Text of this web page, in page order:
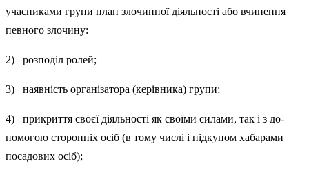
учасниками групи план злочинної діяльності або вчинен­ня
певного злочину:
2) розподіл ролей;
3) наявність організатора (керівника) групи;
4) прикриття своєї діяльності як своїми силами, так і з до­
помогою сторонніх осіб (в тому числі і підкупом хабара­ми
посадових осіб);